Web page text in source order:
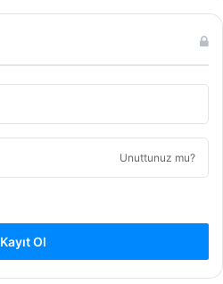
Unuttunuz mu?
Kayıt Ol